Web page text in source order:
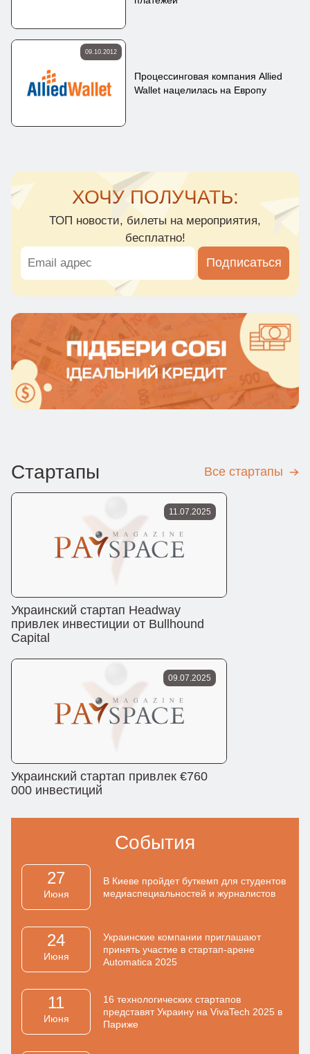
09.10.2012
Процессинговая компания Allied
Wallet нацелилась на Европу
Стартапы Все стартапы
11.07.2025
Украинский стартап Headway
привлек инвестиции от Bullhound
Capital
09.07.2025
Украинский стартап привлек €760
000 инвестиций
События
27
Июня
В Киеве пройдет буткемп для студентов
медиаспециальностей и журналистов
24
Июня
Украинские компании приглашают
принять участие в стартап-арене
Automatica 2025
11
Июня
16 технологических стартапов
представят Украину на VivaTech 2025 в
Париже
ХОЧУ ПОЛУЧАТЬ:
ТОП новости, билеты на мероприятия,
бесплатно!
Подписаться